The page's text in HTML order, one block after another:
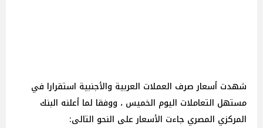
شهدت أسعار صرف العملات العربية والأجنبية استقرارا في
مستهل التعاملات اليوم الخميس ، ووفقا لما أعلنه البنك
المركزي المصري جاءت الأسعار على النحو التالى: